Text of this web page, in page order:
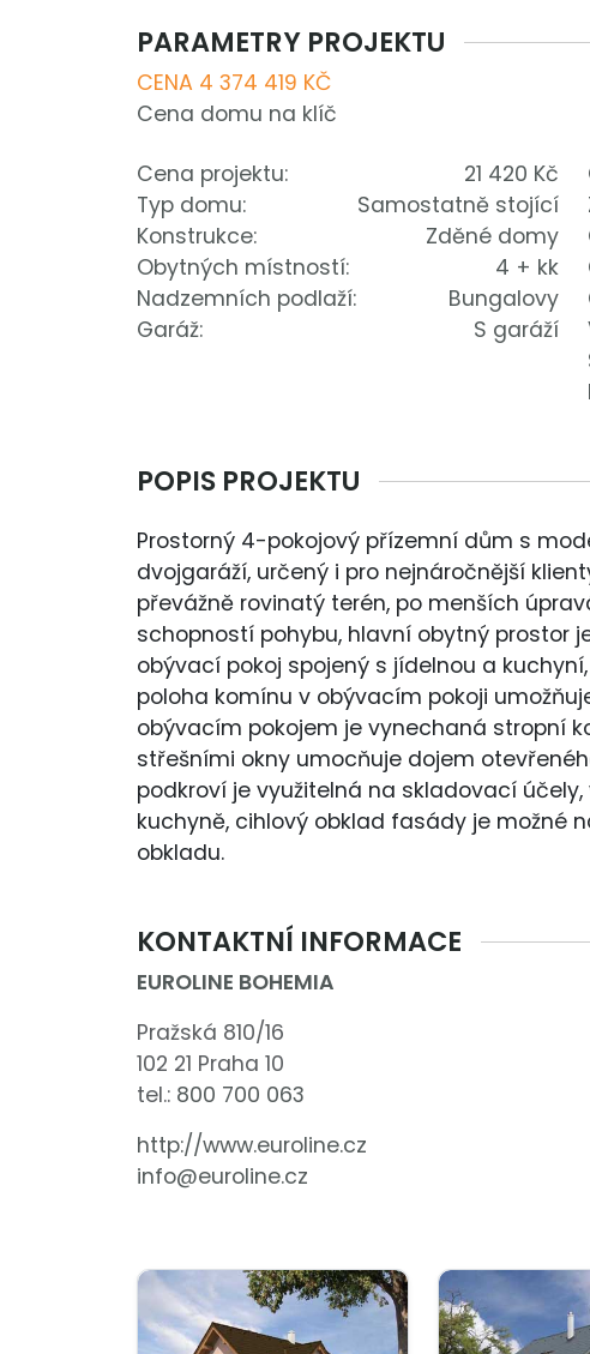
PARAMETRY PROJEKTU
CENA 4 374 419 KČ
Cena domu na klíč
Cena projektu:
21 420 Kč
Typ domu:
Samostatně stojící
Konstrukce:
Zděné domy
Obytných místností:
4 + kk
Nadzemních podlaží:
Bungalovy
Garáž:
S garáží
POPIS PROJEKTU
Prostorný 4-pokojový přízemní dům s
dvojgaráží, určený i pro nejnáročnější
převážně rovinatý terén, po menších
schopností pohybu, hlavní obytný prostor
obývací pokoj spojený s jídelnou a
poloha komínu v obývacím pokoji
obývacím pokojem je vynechaná stropní
střešními okny umocňuje dojem
podkroví je využitelná na skladovací
kuchyně, cihlový obklad fasády je možné
obkladu.
KONTAKTNÍ INFORMACE
EUROLINE BOHEMIA
Pražská 810/16
102 21 Praha 10
tel.: 800 700 063
http://www.euroline.cz
info@euroline.cz